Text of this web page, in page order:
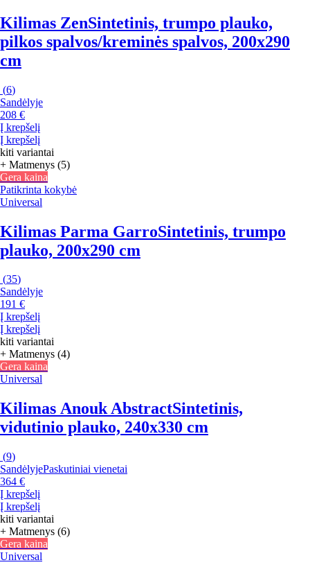
Kilimas ZenSintetinis, trumpo plauko,
pilkos spalvos/kreminės spalvos, 200x290
cm
(6)
Sandėlyje
208 €
Į krepšelį
Į krepšelį
kiti variantai
+ Matmenys (5)
Gera kaina
Patikrinta kokybė
Universal
Kilimas Parma GarroSintetinis, trumpo
plauko, 200x290 cm
(35)
Sandėlyje
191 €
Į krepšelį
Į krepšelį
kiti variantai
+ Matmenys (4)
Gera kaina
Universal
Kilimas Anouk AbstractSintetinis,
vidutinio plauko, 240x330 cm
(9)
SandėlyjePaskutiniai vienetai
364 €
Į krepšelį
Į krepšelį
kiti variantai
+ Matmenys (6)
Gera kaina
Universal